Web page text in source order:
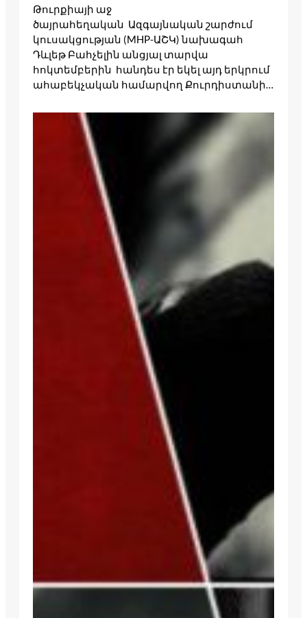
Թուրքիայի աջ
ծայրահեղական Ազգայնական շարժում
կուսակցության (MHP-ԱՇԿ) նախագահ
Դևլեթ Բահչելին անցյալ տարվա
հոկտեմբերին հանդես էր եկել այդ երկրում
ահաբեկչական համարվող Քուրդիստանի…